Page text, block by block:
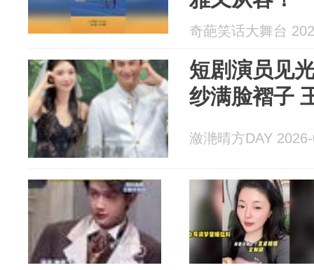
奇葩笑话大舞台
短剧演员见
纱满脸褶子
潋滟晴方DAY